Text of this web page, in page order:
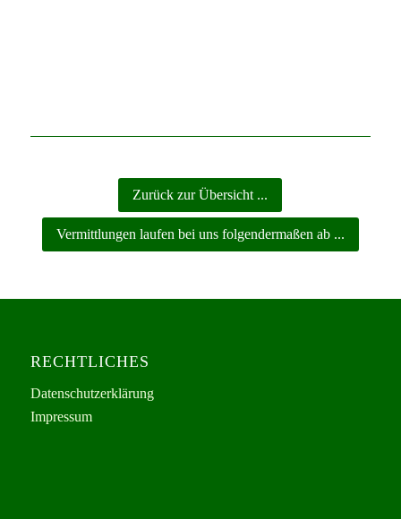
Zurück zur Übersicht ...
Vermittlungen laufen bei uns folgendermaßen ab ...
RECHTLICHES
Datenschutzerklärung
Impressum